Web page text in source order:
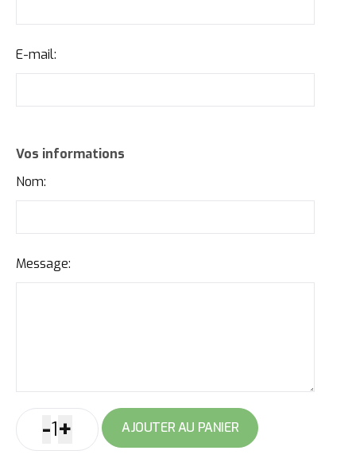
E-mail:
Vos informations
Nom:
Message:
Carte
Cadeau
-1+ AJOUTER AU PANIER